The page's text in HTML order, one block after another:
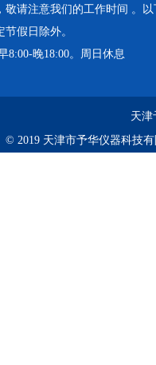
敬请注意我们的工作时间 。
假日除外。
8:00-晚18:00。周日休息
天津
© 2019 天津市予华仪器科技